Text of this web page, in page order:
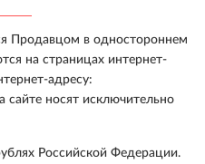
Продавцом в одностороннем
на страницах интернет-
адресу:
сайте носят исключительно
Российской Федерации.